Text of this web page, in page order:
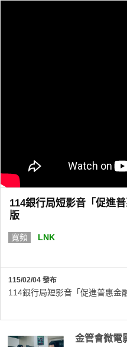
114銀行局短影音「促進
版
寬頻 LNK
115/02/04 發布
114銀行局短影音「促進普惠金
金管會微電